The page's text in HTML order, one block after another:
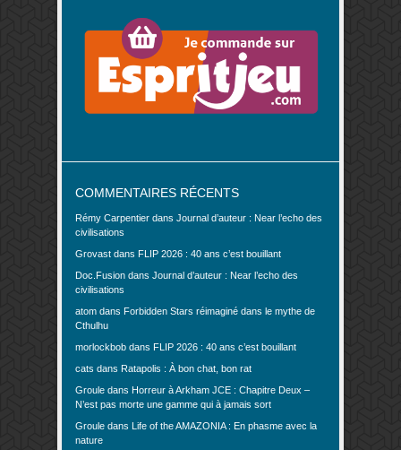
COMMENTAIRES RÉCENTS
Rémy Carpentier dans Journal d’auteur : Near l’echo des
civilisations
Grovast dans FLIP 2026 : 40 ans c’est bouillant
Doc.Fusion dans Journal d’auteur : Near l’echo des
civilisations
atom dans Forbidden Stars réimaginé dans le mythe de
Cthulhu
morlockbob dans FLIP 2026 : 40 ans c’est bouillant
cats dans Ratapolis : À bon chat, bon rat
Groule dans Horreur à Arkham JCE : Chapitre Deux –
N’est pas morte une gamme qui à jamais sort
Groule dans Life of the AMAZONIA : En phasme avec la
nature